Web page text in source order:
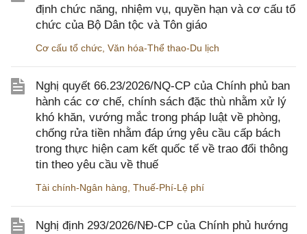
định chức năng, nhiệm vụ, quyền hạn và cơ cấu tổ
chức của Bộ Dân tộc và Tôn giáo
Cơ cấu tổ chức Văn hóa-Thể thao-Du lịch
Nghị quyết 66.23/2026/NQ-CP của Chính phủ ban
hành các cơ chế, chính sách đặc thù nhằm xử lý
khó khăn, vướng mắc trong pháp luật về phòng,
chống rửa tiền nhằm đáp ứng yêu cầu cấp bách
trong thực hiện cam kết quốc tế về trao đổi thông
tin theo yêu cầu về thuế
Tài chính-Ngân hàng Thuế-Phí-Lệ phí
Nghị định 293/2026/NĐ-CP của Chính phủ hướng